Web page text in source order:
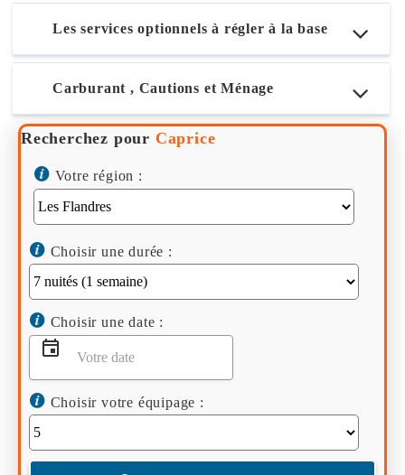
Les services optionnels à régler à la base
Carburant , Cautions et Ménage
Recherchez pour Caprice
Votre région :
Choisir une durée :
Choisir une date :
Choisir votre équipage :